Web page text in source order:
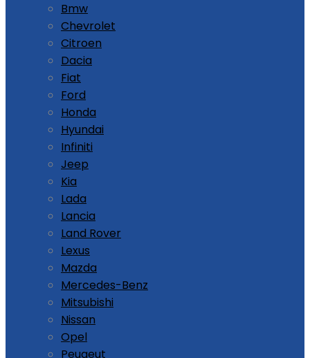
Bmw
Chevrolet
Citroen
Dacia
Fiat
Ford
Honda
Hyundai
Infiniti
Jeep
Kia
Lada
Lancia
Land Rover
Lexus
Mazda
Mercedes-Benz
Mitsubishi
Nissan
Opel
Peugeut